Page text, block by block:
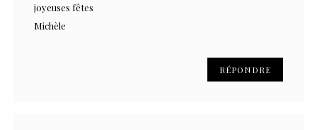
joyeuses fêtes
Michèle
RÉPONDRE